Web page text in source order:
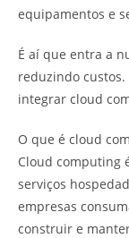
equipamentos e
É aí que entra a
reduzindo
integrar cloud
O que é cloud
Cloud computing
serviços
empresas
construir e